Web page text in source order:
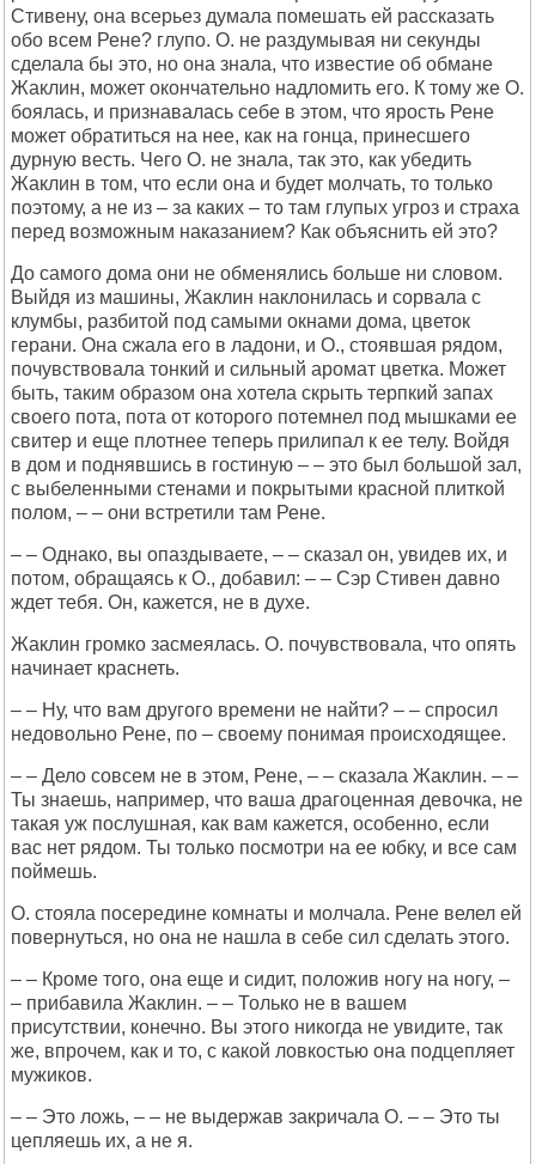
Стивену, она всерьез думала помешать ей рассказать
обо всем Рене? глупо. О. не раздумывая ни секунды
сделала бы это, но она знала, что известие об обмане
Жаклин, может окончательно надломить его. К тому же О.
боялась, и признавалась себе в этом, что ярость Рене
может обратиться на нее, как на гонца, принесшего
дурную весть. Чего О. не знала, так это, как убедить
Жаклин в том, что если она и будет молчать, то только
поэтому, а не из – за каких – то там глупых угроз и страха
перед возможным наказанием? Как объяснить ей это?
До самого дома они не обменялись больше ни словом.
Выйдя из машины, Жаклин наклонилась и сорвала с
клумбы, разбитой под самыми окнами дома, цветок
герани. Она сжала его в ладони, и О., стоявшая рядом,
почувствовала тонкий и сильный аромат цветка. Может
быть, таким образом она хотела скрыть терпкий запах
своего пота, пота от которого потемнел под мышками ее
свитер и еще плотнее теперь прилипал к ее телу. Войдя
в дом и поднявшись в гостиную – – это был большой зал,
с выбеленными стенами и покрытыми красной плиткой
полом, – – они встретили там Рене.
– – Однако, вы опаздываете, – – сказал он, увидев их, и
потом, обращаясь к О., добавил: – – Сэр Стивен давно
ждет тебя. Он, кажется, не в духе.
Жаклин громко засмеялась. О. почувствовала, что опять
начинает краснеть.
– – Ну, что вам другого времени не найти? – – спросил
недовольно Рене, по – своему понимая происходящее.
– – Дело совсем не в этом, Рене, – – сказала Жаклин. – –
Ты знаешь, например, что ваша драгоценная девочка, не
такая уж послушная, как вам кажется, особенно, если
вас нет рядом. Ты только посмотри на ее юбку, и все сам
поймешь.
О. стояла посередине комнаты и молчала. Рене велел ей
повернуться, но она не нашла в себе сил сделать этого.
– – Кроме того, она еще и сидит, положив ногу на ногу, –
– прибавила Жаклин. – – Только не в вашем
присутствии, конечно. Вы этого никогда не увидите, так
же, впрочем, как и то, с какой ловкостью она подцепляет
мужиков.
– – Это ложь, – – не выдержав закричала О. – – Это ты
цепляешь их, а не я.